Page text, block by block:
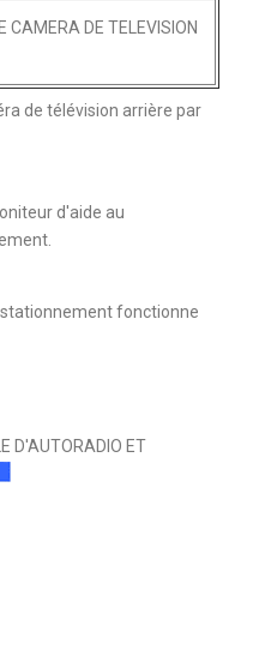
CAMERA DE TELEVISION
de télévision arrière par
d'aide au
fonctionne
D'AUTORADIO ET